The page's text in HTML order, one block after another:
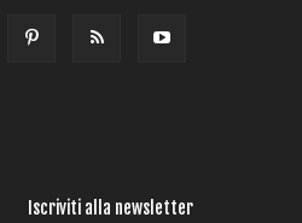
Iscriviti alla newsletter